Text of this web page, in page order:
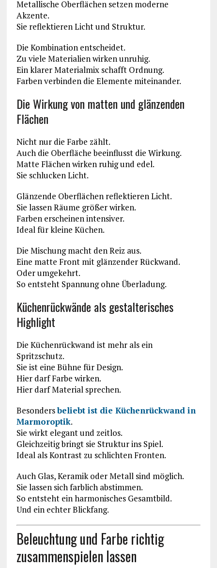
Metallische Oberflächen setzen moderne
Akzente.
Sie reflektieren Licht und Struktur.
Die Kombination entscheidet.
Zu viele Materialien wirken unruhig.
Ein klarer Materialmix schafft Ordnung.
Farben verbinden die Elemente miteinander.
Die Wirkung von matten und glänzenden
Flächen
Nicht nur die Farbe zählt.
Auch die Oberfläche beeinflusst die Wirkung.
Matte Flächen wirken ruhig und edel.
Sie schlucken Licht.
Glänzende Oberflächen reflektieren Licht.
Sie lassen Räume größer wirken.
Farben erscheinen intensiver.
Ideal für kleine Küchen.
Die Mischung macht den Reiz aus.
Eine matte Front mit glänzender Rückwand.
Oder umgekehrt.
So entsteht Spannung ohne Überladung.
Küchenrückwände als gestalterisches
Highlight
Die Küchenrückwand ist mehr als ein
Spritzschutz.
Sie ist eine Bühne für Design.
Hier darf Farbe wirken.
Hier darf Material sprechen.
Besondersbeliebt ist die Küchenrückwand in
Marmoroptik.
Sie wirkt elegant und zeitlos.
Gleichzeitig bringt sie Struktur ins Spiel.
Ideal als Kontrast zu schlichten Fronten.
Auch Glas, Keramik oder Metall sind möglich.
Sie lassen sich farblich abstimmen.
So entsteht ein harmonisches Gesamtbild.
Und ein echter Blickfang.
Beleuchtung und Farbe richtig
zusammenspielen lassen